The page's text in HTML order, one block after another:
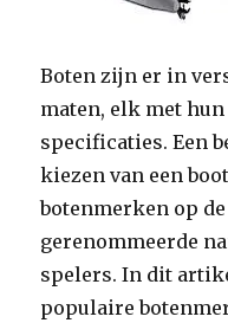
Boten zijn er in
maten, elk met
specificaties. Een
kiezen van een
botenmerken op
gerenommeerde
spelers. In dit
populaire